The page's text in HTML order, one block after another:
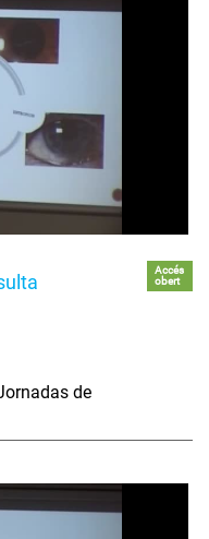
Accés
obert
de